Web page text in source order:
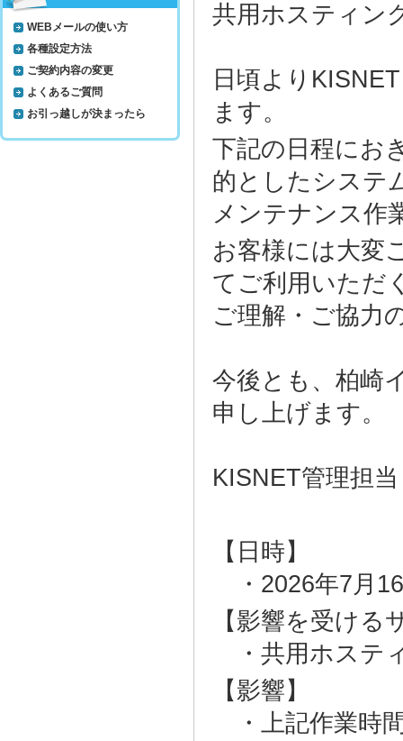
共用ホスティン
日頃より
ます。
下記の日程にお
的としたシステ
メンテナンス作
お客様には大変
てご利用いただ
ご理解・ご協力
今後とも、柏崎
申し上げます。
KISNET管理担当
【日時】
・2026年7月
【影響を受ける
・共用ホステ
【影響】
・上記作業時
WEBメールの使い方
各種設定方法
ご契約内容の変更
よくあるご質問
お引っ越しが決まったら